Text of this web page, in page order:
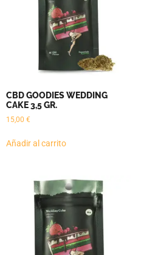
CBD GOODIES WEDDING
CAKE 3,5 GR.
15,00 €
Añadir al carrito